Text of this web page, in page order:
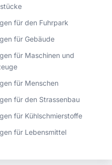
für den Fuhrpark
für Gebäude
für Maschinen und
für Menschen
für den Strassenbau
für Kühlschmierstoffe
für Lebensmittel